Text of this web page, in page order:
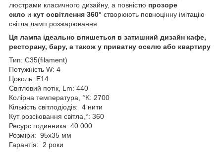
люстрами класичного дизайну, а повністю прозоре
скло и кут освітлення 360° створюють повноцінну імітацію
світла ламп розжарювання.
Ця лампа ідеально впишеться в затишний дизайн кафе,
ресторану, бару, а також у приватну оселю або квартиру
Тип: C35(filament)
Потужність W: 4
Цоколь: E14
Світловий потік, Lm: 440
Колірна температура, °K: 2700
Кількість світлодіодів: 4 нити
Кут розсіювання світла,°: 360
Ресурс годинника: 40 000
Розміри: 95х35 мм
Гарантія: 2 роки